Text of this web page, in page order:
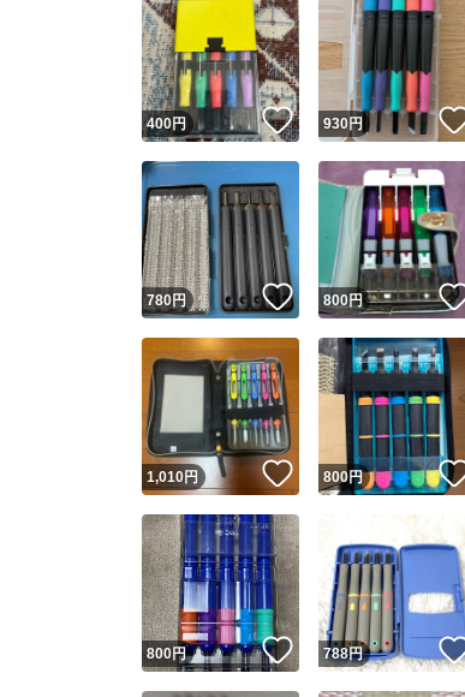
400円 いいね！
930円
780円 いいね！
800円
1,010円 いいね！
800円
800円 いいね！
788円